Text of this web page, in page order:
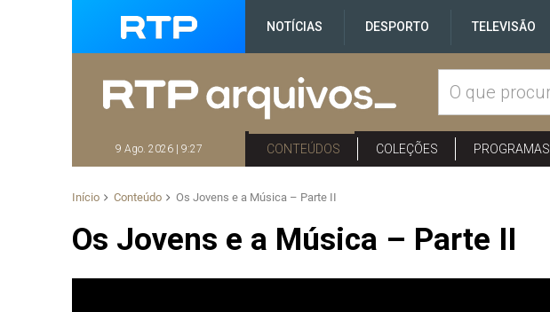
NOTÍCIAS DESPORTO TELEVISÃO
9 Ago. 2026 | 9:27 CONTEÚDOS COLEÇÕES PROGRAMAS
Início Conteúdo Os Jovens e a Música – Parte II
Os Jovens e a Música – Parte II